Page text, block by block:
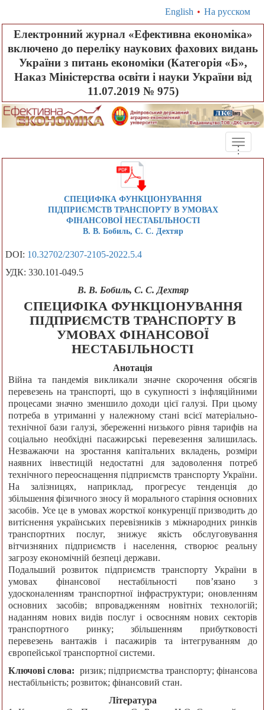
English • На русском
Електронний журнал «Ефективна економіка»
включено до переліку наукових фахових видань
України з питань економіки (Категорія «Б»,
Наказ Міністерства освіти і науки України від
11.07.2019 № 975)
Toggle
...
СПЕЦИФІКА ФУНКЦІОНУВАННЯ
ПІДПРИЄМСТВ ТРАНСПОРТУ В УМОВАХ
ФІНАНСОВОЇ НЕСТАБІЛЬНОСТІ
В. В. Бобиль, С. С. Дехтяр
DOI: 10.32702/2307-2105-2022.5.4
УДК: 330.101-049.5
В. В. Бобиль, С. С. Дехтяр
СПЕЦИФІКА ФУНКЦІОНУВАННЯ
ПІДПРИЄМСТВ ТРАНСПОРТУ В
УМОВАХ ФІНАНСОВОЇ
НЕСТАБІЛЬНОСТІ
Анотація
Війна та пандемія викликали значне скорочення обсягів
перевезень на транспорті, що в сукупності з інфляційними
процесами значно зменшило доходи цієї галузі. При цьому
потреба в утриманні у належному стані всієї матеріально-
технічної бази галузі, збереженні низького рівня тарифів на
соціально необхідні пасажирські перевезення залишилась.
Незважаючи на зростання капітальних вкладень, розміри
наявних інвестицій недостатні для задоволення потреб
технічного переоснащення підприємств транспорту України.
На залізницях, наприклад, прогресує тенденція до
збільшення фізичного зносу й морального старіння основних
засобів. Усе це в умовах жорсткої конкуренції призводить до
витіснення українських перевізників з міжнародних ринків
транспортних послуг, знижує якість обслуговування
вітчизняних підприємств і населення, створює реальну
загрозу економічній безпеці держави.
Подальший розвиток підприємств транспорту України в
умовах фінансової нестабільності пов’язано з
удосконаленням транспортної інфраструктури; оновленням
основних засобів; впровадженням новітніх технологій;
наданням нових видів послуг і освоєнням нових секторів
транспортного ринку; збільшенням прибутковості
перевезень вантажів і пасажирів та інтегруванням до
європейської транспортної системи.
Ключові слова: ризик; підприємства транспорту; фінансова
нестабільність; розвиток; фінансовий стан.
Література